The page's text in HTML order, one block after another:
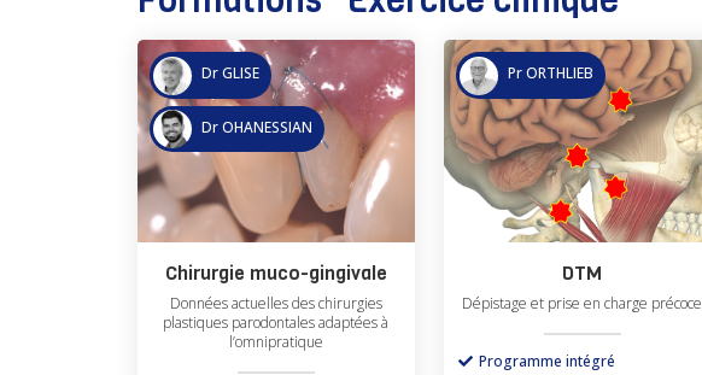
Dr GLISE
Dr OHANESSIAN
Chirurgie muco-gingivale
Données actuelles des chirurgies
plastiques parodontales adaptées à
l’omnipratique
Pr ORTHLIEB
DTM
Dépistage et prise en charge précoce
Programme intégré